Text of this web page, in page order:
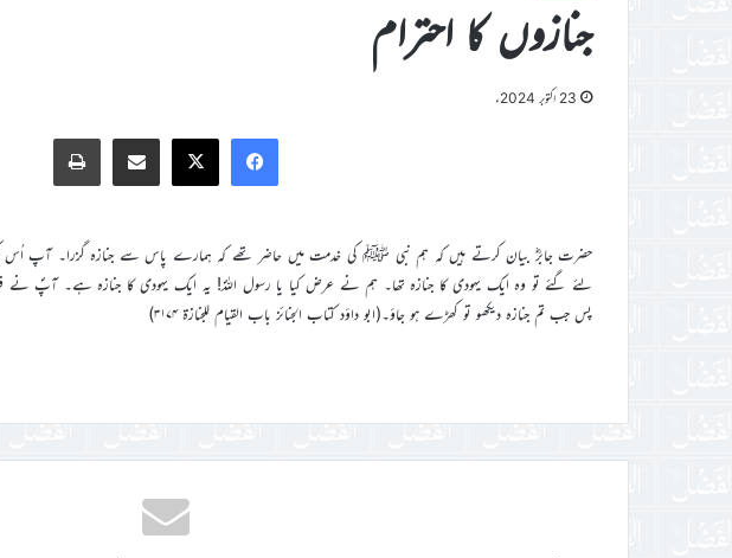
جنازوں کا احترام
23 اکتوبر 2024ء
Facebook
X
Share via Email
Print
حضرت جابرؓ بیان کرتے ہیں کہ ہم نبی ﷺ کی خدمت میں حاضر تھے کہ ہمارے پاس سے جنازہ گزرا۔ آپ
لئے گئے تو وہ ایک یہودی کا جنازہ تھا۔ ہم نے عرض کیا یا رسول اللہؐ! یہ ایک یہودی کا جنازہ ہے۔ آپؐ نے
پس جب تم جنازہ دیکھو تو کھڑے ہو جاؤ۔(ابو داؤد کتاب الجنائز باب القیام للجنازۃ ۳۱۷۴)